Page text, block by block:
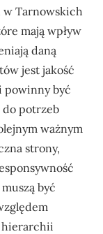
Tarnowskich
mają wpływ
daną
jest jakość
powinny być
do potrzeb
ważnym
strony,
być